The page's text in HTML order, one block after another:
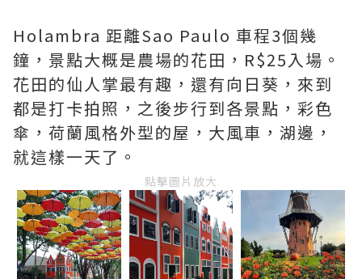
Holambra 距離Sao Paulo 車程3個幾
鐘，景點大概是農場的花田，R$25入場。
花田的仙人掌最有趣，還有向日葵，來到
都是打卡拍照，之後步行到各景點，彩色
傘，荷蘭風格外型的屋，大風車，湖邊，
就這樣一天了。
點擊圖片放大